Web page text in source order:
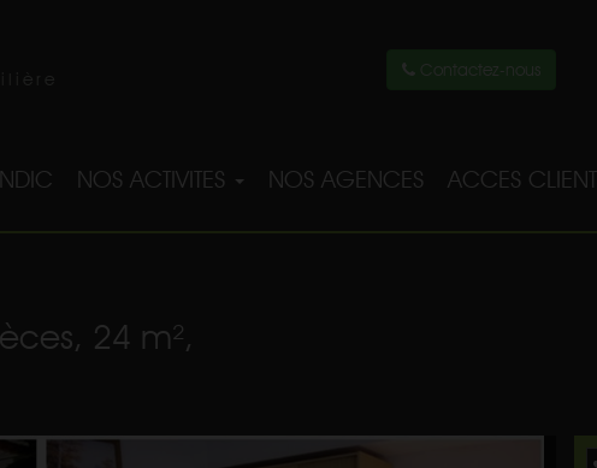
Contactez-nous
NOS ACTIVITES NOS AGENCES ACCES
24 m²,